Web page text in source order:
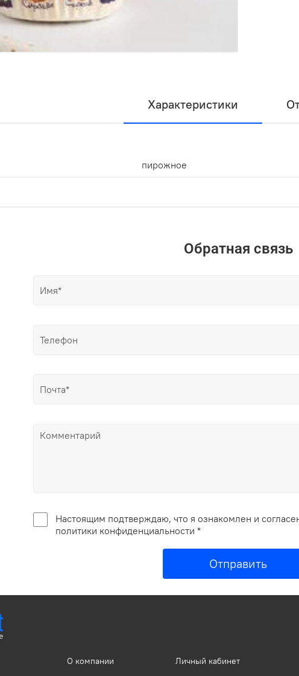
Характеристики
пирожное
Обратная связь
Настоящим подтверждаю, что я ознакомлен и
политики конфиденциальности *
Отправить
О компании
Личный кабинет